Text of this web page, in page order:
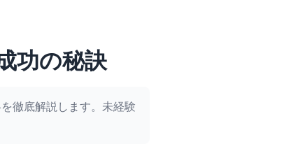
功の秘訣
徹底解説します。未経験